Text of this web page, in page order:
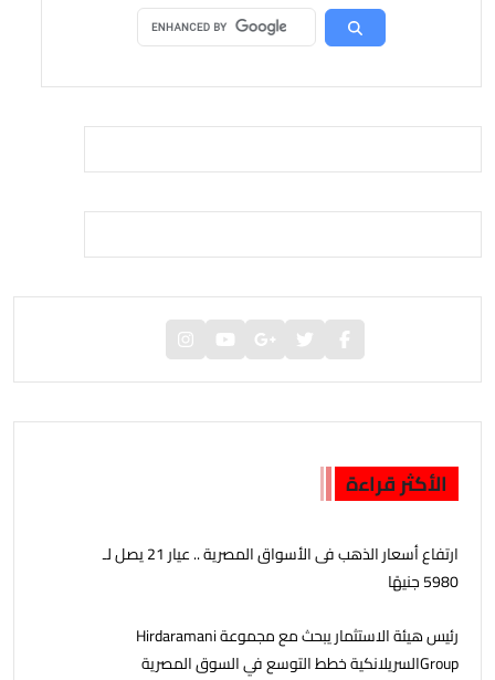
الأكثر قراءة
ارتفاع أسعار الذهب فى الأسواق المصرية .. عيار 21 يصل لـ
5980 جنيهًا
رئيس هيئة الاستثمار يبحث مع مجموعة Hirdaramani
Groupالسريلانكية خطط التوسع في السوق المصرية